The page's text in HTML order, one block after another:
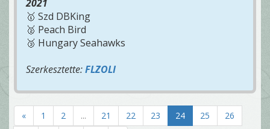
2021
🥇 Szd DBKing
🥈 Peach Bird
🥉 Hungary Seahawks
Szerkesztette:FLZOLI
« 1 2 ... 21 22 23 24 25
26